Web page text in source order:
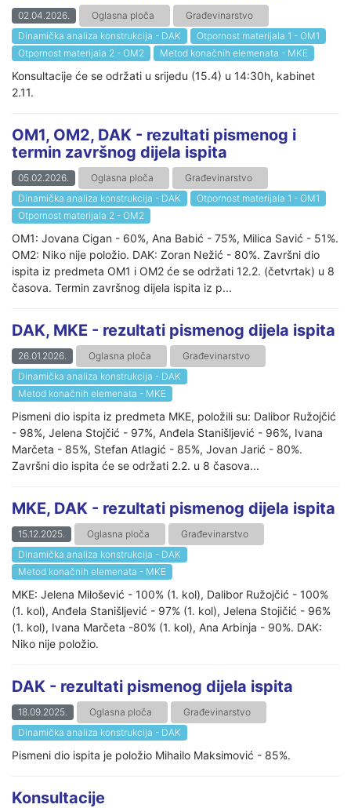
02.04.2026. Oglasna ploča
Građevinarstvo
Dinamička analiza konstrukcija - DAK
Otpornost materijala 1 - OM1
Otpornost materijala 2 - OM2
Metod konačnih elemenata - MKE
Konsultacije će se održati u srijedu (15.4) u 14:30h, kabinet
2.11.
OM1, OM2, DAK - rezultati pismenog i
termin završnog dijela ispita
05.02.2026. Oglasna ploča
Građevinarstvo
Dinamička analiza konstrukcija - DAK
Otpornost materijala 1 - OM1
Otpornost materijala 2 - OM2
OM1: Jovana Cigan - 60%, Ana Babić - 75%, Milica Savić - 51%.
OM2: Niko nije položio. DAK: Zoran Nežić - 80%. Završni dio
ispita iz predmeta OM1 i OM2 će se održati 12.2. (četvrtak) u 8
časova. Termin završnog dijela ispita iz p...
DAK, MKE - rezultati pismenog dijela ispita
26.01.2026. Oglasna ploča
Građevinarstvo
Dinamička analiza konstrukcija - DAK
Metod konačnih elemenata - MKE
Pismeni dio ispita iz predmeta MKE, položili su: Dalibor Ružojčić
- 98%, Jelena Stojčić - 97%, Anđela Stanišljević - 96%, Ivana
Marčeta - 85%, Stefan Atlagić - 85%, Jovan Jarić - 80%.
Završni dio ispita će se održati 2.2. u 8 časova...
MKE, DAK - rezultati pismenog dijela ispita
15.12.2025. Oglasna ploča
Građevinarstvo
Dinamička analiza konstrukcija - DAK
Metod konačnih elemenata - MKE
MKE: Jelena Milošević - 100% (1. kol), Dalibor Ružojčić - 100%
(1. kol), Anđela Stanišljević - 97% (1. kol), Jelena Stojičić - 96%
(1. kol), Ivana Marčeta -80% (1. kol), Ana Arbinja - 90%. DAK:
Niko nije položio.
DAK - rezultati pismenog dijela ispita
18.09.2025. Oglasna ploča
Građevinarstvo
Dinamička analiza konstrukcija - DAK
Pismeni dio ispita je položio Mihailo Maksimović - 85%.
Konsultacije